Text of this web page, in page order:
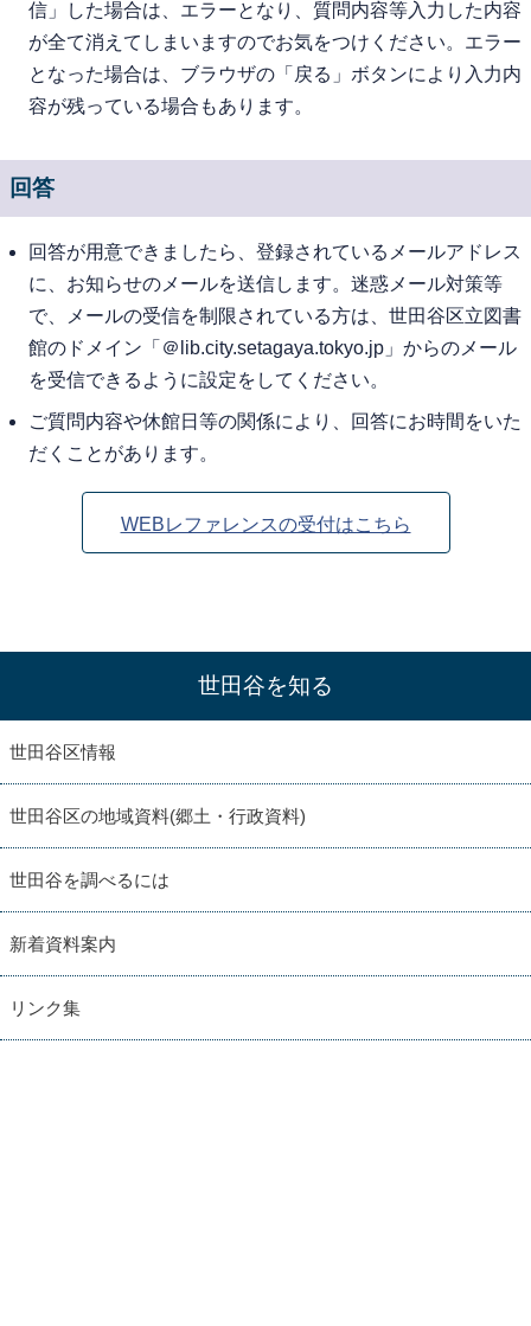
信」した場合は、エラーとなり、質問内容等入力した内容
が全て消えてしまいますのでお気をつけください。エラー
となった場合は、ブラウザの「戻る」ボタンにより入力内
容が残っている場合もあります。
回答
回答が用意できましたら、登録されているメールアドレス
に、お知らせのメールを送信します。迷惑メール対策等
で、メールの受信を制限されている方は、世田谷区立図書
館のドメイン「＠lib.city.setagaya.tokyo.jp」からのメール
を受信できるように設定をしてください。
ご質問内容や休館日等の関係により、回答にお時間をいた
だくことがあります。
WEBレファレンスの受付はこちら
世田谷を知る
世田谷区情報
世田谷区の地域資料(郷土・行政資料)
世田谷を調べるには
新着資料案内
リンク集